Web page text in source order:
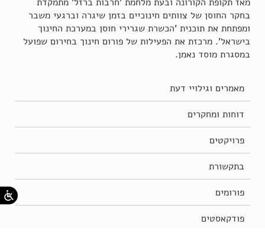
בחקר החוסן של צוותים חינוכיים בזמן שיגרה וברגעי משבר
ומפתחת את תוכנית 'הכשרת שגרירי חוסן במערכת החינוך
בישראל'. מרכזת את הפעילות של פורום חינוך בחירום שפועל
במסגרת מוסד נאמן.
מאמרים וגילויי דעת
דוחות ומחקרים
פרויקטים
בתקשורת
פורומים
פודקאסטים